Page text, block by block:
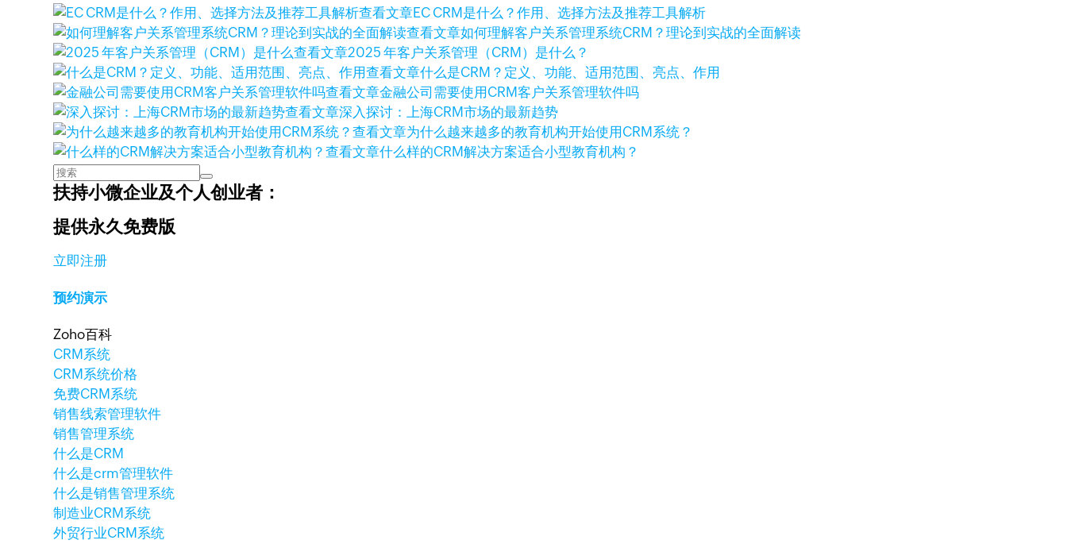
查看文章EC CRM是什么？作用、选择方法及推荐工具解析
查看文章如何理解客户关系管理系统CRM？理论到实战的全面解读
查看文章2025 年客户关系管理（CRM）是什么？
查看文章什么是CRM？定义、功能、适用范围、亮点、作用
查看文章金融公司需要使用CRM客户关系管理软件吗
查看文章深入探讨：上海CRM市场的最新趋势
查看文章为什么越来越多的教育机构开始使用CRM系统？
查看文章什么样的CRM解决方案适合小型教育机构？
扶持小微企业及个人创业者：
提供永久免费版
立即注册
预约演示
Zoho百科
CRM系统
CRM系统价格
免费CRM系统
销售线索管理软件
销售管理系统
什么是CRM
什么是crm管理软件
什么是销售管理系统
制造业CRM系统
外贸行业CRM系统